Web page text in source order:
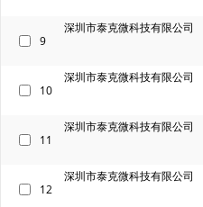
9
深圳市泰克微科技有限公司
10
深圳市泰克微科技有限公司
11
深圳市泰克微科技有限公司
12
深圳市泰克微科技有限公司